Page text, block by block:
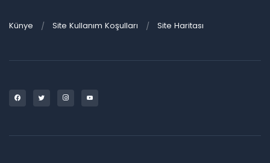
Künye Site Kullanım Koşulları Site Haritası